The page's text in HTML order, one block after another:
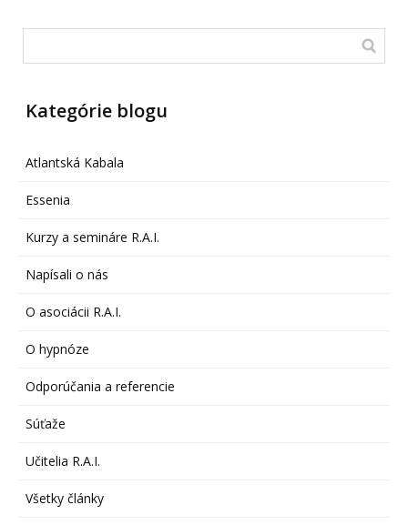
Kategórie blogu
Atlantská Kabala
Essenia
Kurzy a semináre R.A.I.
Napísali o nás
O asociácii R.A.I.
O hypnóze
Odporúčania a referencie
Súťaže
Učitelia R.A.I.
Všetky články